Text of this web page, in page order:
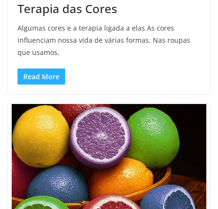
Terapia das Cores
Algumas cores e a terapia ligada a elas As cores
influenciam nossa vida de várias formas. Nas roupas
que usamos,
Read More